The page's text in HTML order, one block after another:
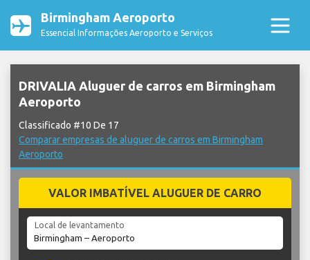
Birmingham Aeroporto
Essencial Informações Aeroporto e Serviços
DRIVALIA Aluguer de carros em Birmingham
Aeroporto
Classificado #10 De 17
Comparar empresas de aluguer de carros em Birmingham
Aeroporto
VALOR IMBATÍVEL ALUGUER DE CARRO
Local de levantamento